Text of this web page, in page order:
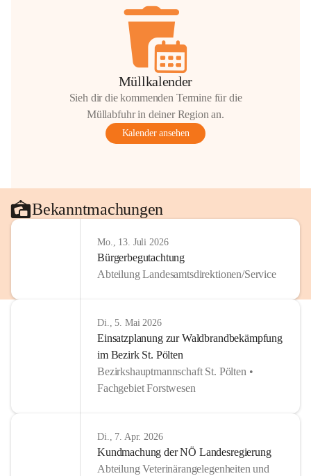
Müllkalender
Sieh dir die kommenden Termine für die
Müllabfuhr in deiner Region an.
Kalender ansehen
Bekanntmachungen
Mo., 13. Juli 2026
Bürgerbegutachtung
Abteilung Landesamtsdirektionen/Service
Di., 5. Mai 2026
Einsatzplanung zur Waldbrandbekämpfung
im Bezirk St. Pölten
Bezirkshauptmannschaft St. Pölten •
Fachgebiet Forstwesen
Di., 7. Apr. 2026
Kundmachung der NÖ Landesregierung
Abteilung Veterinärangelegenheiten und